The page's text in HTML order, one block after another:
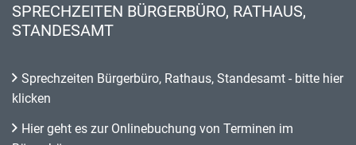
SPRECHZEITEN BÜRGERBÜRO, RATHAUS,
STANDESAMT
Sprechzeiten Bürgerbüro, Rathaus, Standesamt - bitte hier
klicken
Hier geht es zur Onlinebuchung von Terminen im